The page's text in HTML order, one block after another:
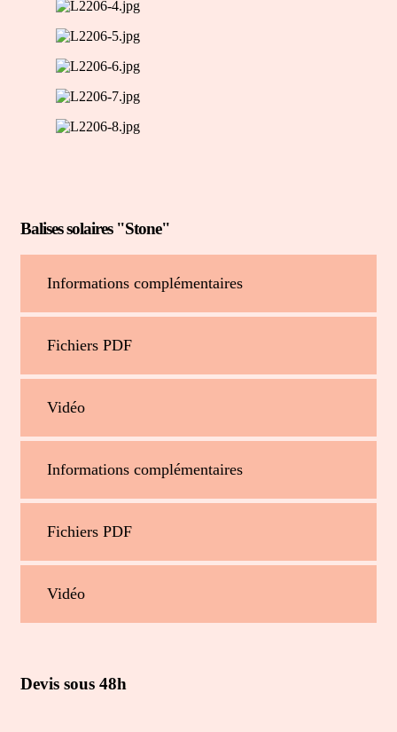
Balises solaires "Stone"
Informations complémentaires
Fichiers PDF
Vidéo
Informations complémentaires
Fichiers PDF
Vidéo
Devis sous 48h